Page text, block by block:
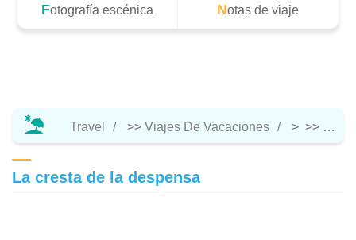
Fotografía escénica Notas de viaje
Travel >> Viajes De Vacaciones > >>
La cresta de la despensa